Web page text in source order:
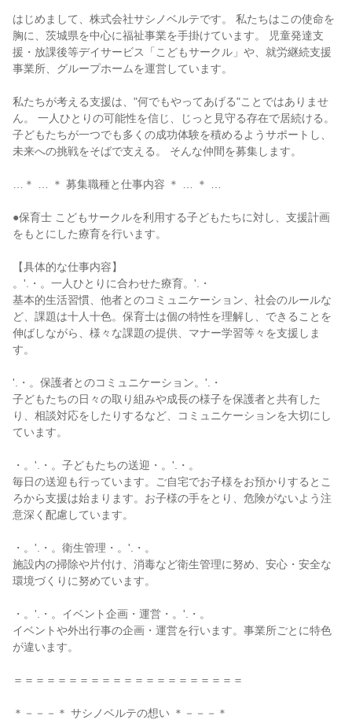
はじめまして、株式会社サシノベルテです。 私たちはこの使命を
胸に、茨城県を中心に福祉事業を手掛けています。 児童発達支
援・放課後等デイサービス「こどもサークル」や、就労継続支援
事業所、グループホームを運営しています。
私たちが考える支援は、"何でもやってあげる"ことではありませ
ん。 一人ひとりの可能性を信じ、じっと見守る存在で居続ける。
子どもたちが一つでも多くの成功体験を積めるようサポートし、
未来への挑戦をそばで支える。 そんな仲間を募集します。
…＊ … ＊ 募集職種と仕事内容 ＊ … ＊ …
●保育士 こどもサークルを利用する子どもたちに対し、支援計画
をもとにした療育を行います。
【具体的な仕事内容】
。'.・。一人ひとりに合わせた療育。'.・
基本的生活習慣、他者とのコミュニケーション、社会のルールな
ど、課題は十人十色。保育士は個の特性を理解し、できることを
伸ばしながら、様々な課題の提供、マナー学習等々を支援しま
す。
'.・。保護者とのコミュニケーション。'.・
子どもたちの日々の取り組みや成長の様子を保護者と共有した
り、相談対応をしたりするなど、コミュニケーションを大切にし
ています。
・。'.・。子どもたちの送迎・。'.・。
毎日の送迎も行っています。ご自宅でお子様をお預かりするとこ
ろから支援は始まります。お子様の手をとり、危険がないよう注
意深く配慮しています。
・。'.・。衛生管理・。'.・。
施設内の掃除や片付け、消毒など衛生管理に努め、安心・安全な
環境づくりに努めています。
・。'.・。イベント企画・運営・。'.・。
イベントや外出行事の企画・運営を行います。事業所ごとに特色
が違います。
＝＝＝＝＝＝＝＝＝＝＝＝＝＝＝＝＝＝＝＝＝
＊－－－＊ サシノベルテの想い ＊－－－＊